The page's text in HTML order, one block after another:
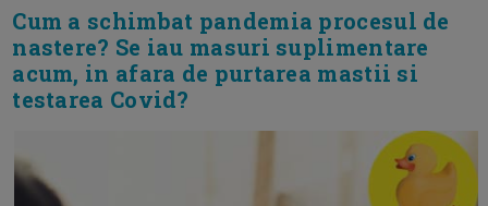
Cum a schimbat pandemia procesul de
nastere? Se iau masuri suplimentare
acum, in afara de purtarea mastii si
testarea Covid?